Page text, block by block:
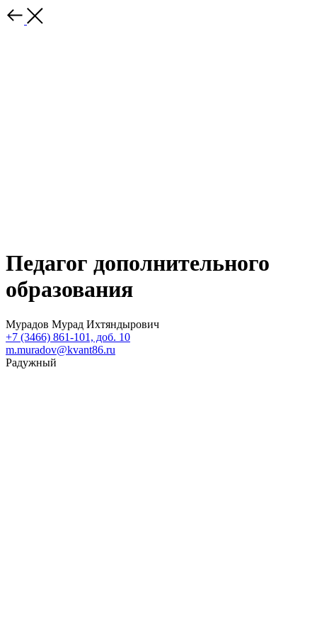
Педагог дополнительного
образования
Мурадов Мурад Ихтяндырович
+7 (3466) 861-101, доб. 10
m.muradov@kvant86.ru
Радужный